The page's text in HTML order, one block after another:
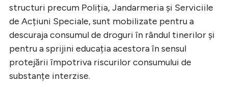
structuri precum Poliția, Jandarmeria și Serviciile
de Acțiuni Speciale, sunt mobilizate pentru a
descuraja consumul de droguri în rândul tinerilor și
pentru a sprijini educația acestora în sensul
protejării împotriva riscurilor consumului de
substanțe interzise.